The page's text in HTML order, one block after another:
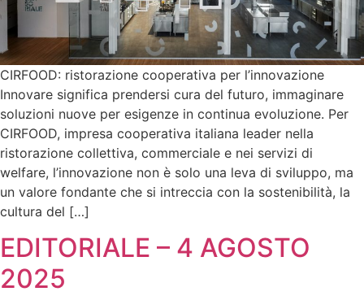
CIRFOOD: ristorazione cooperativa per l’innovazione
Innovare significa prendersi cura del futuro, immaginare
soluzioni nuove per esigenze in continua evoluzione. Per
CIRFOOD, impresa cooperativa italiana leader nella
ristorazione collettiva, commerciale e nei servizi di
welfare, l’innovazione non è solo una leva di sviluppo, ma
un valore fondante che si intreccia con la sostenibilità, la
cultura del […]
EDITORIALE – 4 AGOSTO
2025